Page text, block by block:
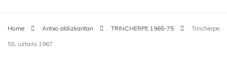
Home Antxo aldizkaritan TRINCHERPE 1965-75 Trincherpe
55, uztaila 1967